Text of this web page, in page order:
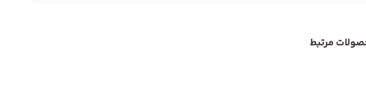
مرتبط